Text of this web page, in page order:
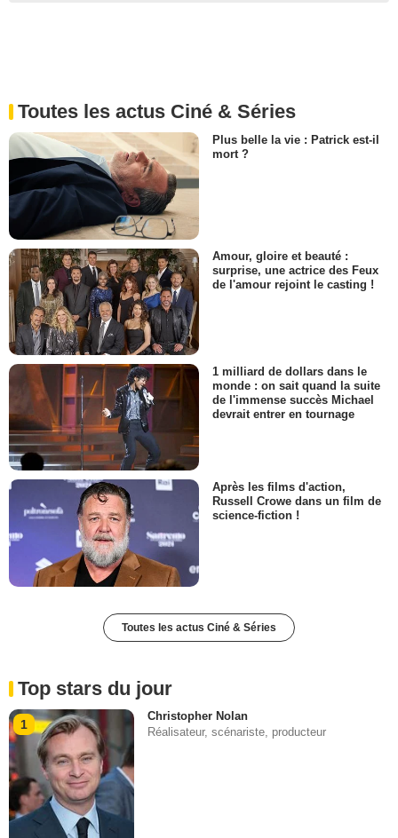
Toutes les actus Ciné & Séries
Plus belle la vie : Patrick est-il
mort ?
Amour, gloire et beauté :
surprise, une actrice des Feux
de l'amour rejoint le casting !
1 milliard de dollars dans le
monde : on sait quand la suite
de l'immense succès Michael
devrait entrer en tournage
Après les films d'action,
Russell Crowe dans un film de
science-fiction !
Toutes les actus Ciné & Séries
Top stars du jour
1
Christopher Nolan
Réalisateur, scénariste, producteur